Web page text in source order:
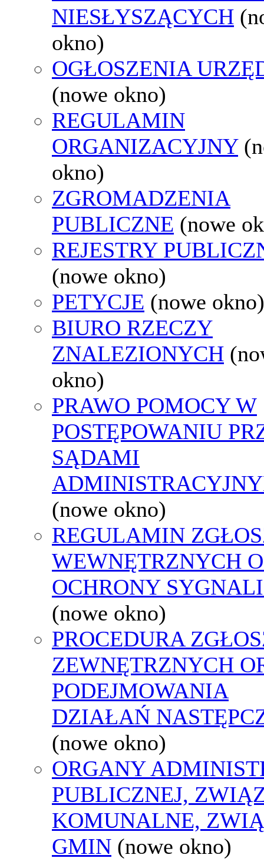
NIESŁYSZĄCYCH
okno)
OGŁOSZENIA
(nowe okno)
REGULAMIN
ORGANIZACYJNY
okno)
ZGROMADZENIA
PUBLICZNE (nowe
REJESTRY
(nowe okno)
PETYCJE (nowe okno)
BIURO RZECZY
ZNALEZIONYCH
okno)
PRAWO POMOCY W
POSTĘPOWANIU
SĄDAMI
(nowe okno)
REGULAMIN
WEWNĘTRZNYCH
OCHRONY
(nowe okno)
PROCEDURA
ZEWNĘTRZNYCH
PODEJMOWANIA
DZIAŁAŃ
(nowe okno)
ORGANY
PUBLICZNEJ,
KOMUNALNE,
GMIN (nowe okno)